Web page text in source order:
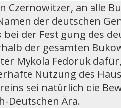
Czernowitzer, an alle
der deutschen
bei der Festigung des
der gesamten
Mykola Fedoruk
Nutzung des
sei natürlich die
Deutschen Ära.